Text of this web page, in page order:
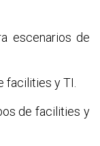
escenarios de
facilities y TI.
de facilities y